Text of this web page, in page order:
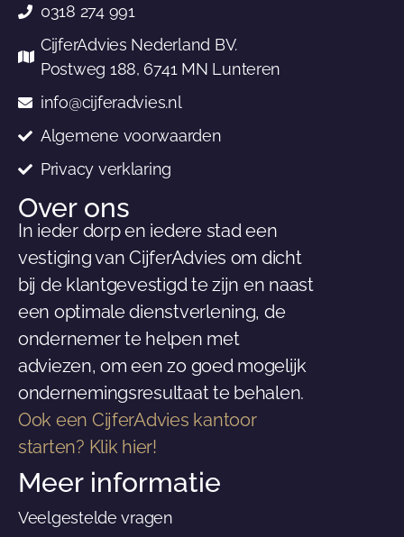
0318 274 991
CijferAdvies Nederland BV.
Postweg 188, 6741 MN Lunteren
info@cijferadvies.nl
Algemene voorwaarden
Privacy verklaring
Over ons
In ieder dorp en iedere stad een
vestiging van CijferAdvies om dicht
bij de klantgevestigd te zijn en naast
een optimale dienstverlening, de
ondernemer te helpen met
adviezen, om een zo goed mogelijk
ondernemingsresultaat te behalen.
Ook een CijferAdvies kantoor
starten? Klik hier!
Meer informatie
Veelgestelde vragen